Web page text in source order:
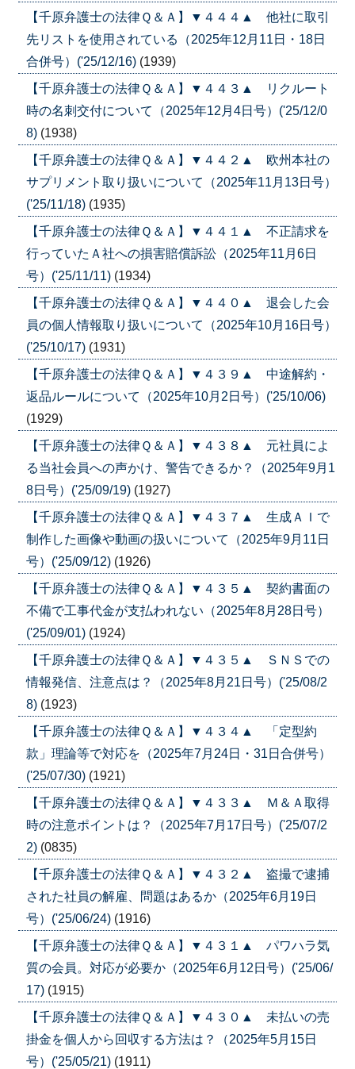
【千原弁護士の法律Ｑ＆Ａ】▼４４４▲ 他社に取引
先リストを使用されている（2025年12月11日・18日
合併号）('25/12/16) (1939)
【千原弁護士の法律Ｑ＆Ａ】▼４４３▲ リクルート
時の名刺交付について（2025年12月4日号）('25/12/0
8) (1938)
【千原弁護士の法律Ｑ＆Ａ】▼４４２▲ 欧州本社の
サプリメント取り扱いについて（2025年11月13日号）
('25/11/18) (1935)
【千原弁護士の法律Ｑ＆Ａ】▼４４１▲ 不正請求を
行っていたＡ社への損害賠償訴訟（2025年11月6日
号）('25/11/11) (1934)
【千原弁護士の法律Ｑ＆Ａ】▼４４０▲ 退会した会
員の個人情報取り扱いについて（2025年10月16日号）
('25/10/17) (1931)
【千原弁護士の法律Ｑ＆Ａ】▼４３９▲ 中途解約・
返品ルールについて（2025年10月2日号）('25/10/06)
(1929)
【千原弁護士の法律Ｑ＆Ａ】▼４３８▲ 元社員によ
る当社会員への声かけ、警告できるか？（2025年9月1
8日号）('25/09/19) (1927)
【千原弁護士の法律Ｑ＆Ａ】▼４３７▲ 生成ＡＩで
制作した画像や動画の扱いについて（2025年9月11日
号）('25/09/12) (1926)
【千原弁護士の法律Ｑ＆Ａ】▼４３５▲ 契約書面の
不備で工事代金が支払われない（2025年8月28日号）
('25/09/01) (1924)
【千原弁護士の法律Ｑ＆Ａ】▼４３５▲ ＳＮＳでの
情報発信、注意点は？（2025年8月21日号）('25/08/2
8) (1923)
【千原弁護士の法律Ｑ＆Ａ】▼４３４▲ 「定型約
款」理論等で対応を（2025年7月24日・31日合併号）
('25/07/30) (1921)
【千原弁護士の法律Ｑ＆Ａ】▼４３３▲ Ｍ＆Ａ取得
時の注意ポイントは？（2025年7月17日号）('25/07/2
2) (0835)
【千原弁護士の法律Ｑ＆Ａ】▼４３２▲ 盗撮で逮捕
された社員の解雇、問題はあるか（2025年6月19日
号）('25/06/24) (1916)
【千原弁護士の法律Ｑ＆Ａ】▼４３１▲ パワハラ気
質の会員。対応が必要か（2025年6月12日号）('25/06/
17) (1915)
【千原弁護士の法律Ｑ＆Ａ】▼４３０▲ 未払いの売
掛金を個人から回収する方法は？（2025年5月15日
号）('25/05/21) (1911)